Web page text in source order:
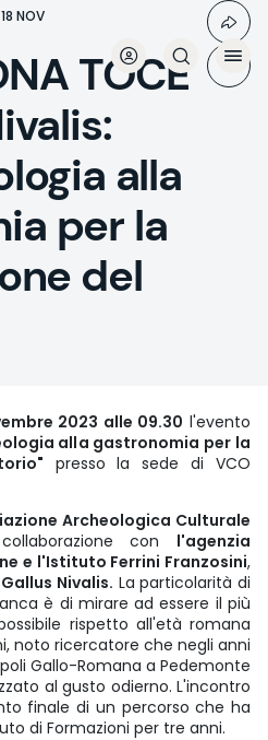
18 NOV
TOCE
alla
per la
del
2023 alle 09.30 l'evento
alla gastronomia per la
presso la sede di VCO
Archeologica Culturale
con l'agenzia
e l'Istituto Ferrini Franzosini,
Nivalis. La particolarità di
è di mirare ad essere il più
rispetto all'età romana
noto ricercatore che negli anni
Gallo-Romana a Pedemonte
al gusto odierno. L'incontro
finale di un percorso che ha
di Formazioni per tre anni.